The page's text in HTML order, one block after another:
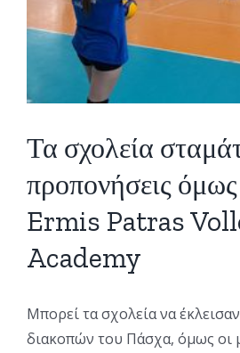
Τα σχολεία
προπονήσεις
Ermis Patras
Academy
Μπορεί τα σχολεία να
διακοπών του Πάσχα, όμως οι